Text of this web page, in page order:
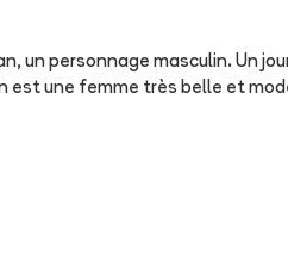
un personnage masculin. Un
est une femme très belle et